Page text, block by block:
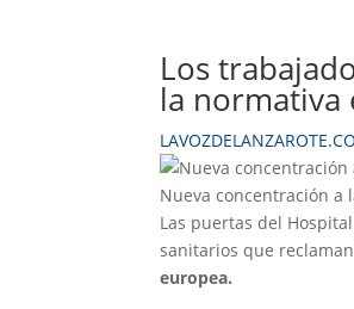
Los
la normativa
Nueva concentración a
Las puertas del
sanitarios que
europea.